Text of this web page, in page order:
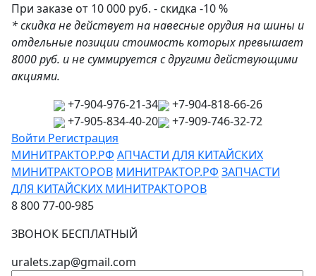
При заказе от 10 000 руб. - скидка -10 %
* скидка не действует на навесные орудия на шины и
отдельные позиции стоимость которых превышает
8000 руб. и не суммируется с другими действующими
акциями.
+7-904-976-21-34
+7-904-818-66-26
+7-905-834-40-20
+7-909-746-32-72
Войти Регистрация
МИНИТРАКТОР.РФ АПЧАСТИ ДЛЯ КИТАЙСКИХ
МИНИТРАКТОРОВ МИНИТРАКТОР.РФ ЗАПЧАСТИ
ДЛЯ КИТАЙСКИХ МИНИТРАКТОРОВ
8 800 77-00-985
ЗВОНОК БЕСПЛАТНЫЙ
uralets.zap@gmail.com